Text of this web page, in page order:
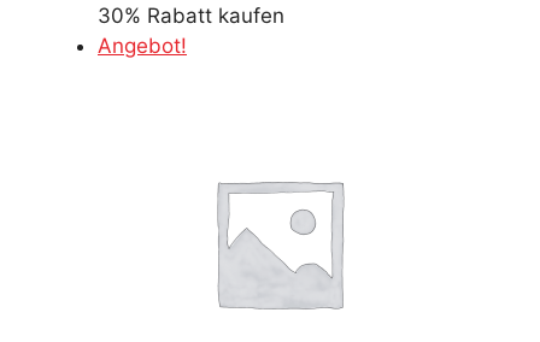
Preis
war:
Preis
30% Rabatt kaufen
Angebot!